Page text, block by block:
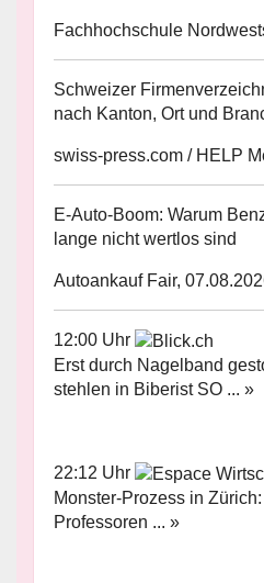
Fachhochschule
Schweizer
nach Kanton, Ort und
swiss-press.com / HELP
E-Auto-Boom: Warum
lange nicht wertlos sind
Autoankauf Fair,
12:00 Uhr
Erst durch Nagelband
stehlen in Biberist SO ... »
22:12 Uhr
Monster-Prozess in
Professoren ... »